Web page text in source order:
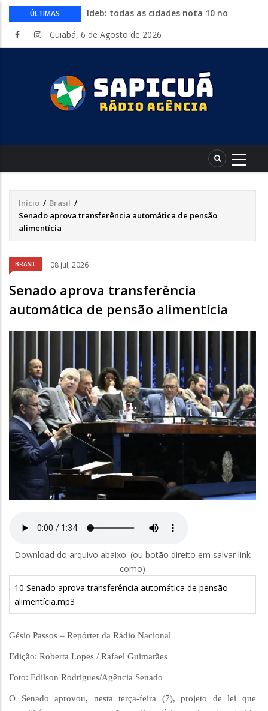
ÚLTIMAS
Ideb: todas as cidades nota 10 no
Conheça 16 profissões que devem crescer
sábado a Expolucas em Lucas do Rio
Verde
Proposta que altera regras para piso
com shows, rodeio e parque de diversões
Cuiabá, 6 de Agosto de 2026
Trilha
de
Início / Brasil /
Senado aprova transferência automática de pensão
alimentícia
BRASIL 08 jul, 2026
Senado aprova transferência
automática de pensão alimentícia
Áudio
Download do arquivo abaixo: (ou botão direito em salvar link
como)
10 Senado aprova transferência automática de pensão
alimentícia.mp3
Gésio Passos – Repórter da Rádio Nacional
Edição: Roberta Lopes / Rafael Guimarães
Foto: Edilson Rodrigues/Agência Senado
O Senado aprovou, nesta terça-feira (7), projeto de lei que